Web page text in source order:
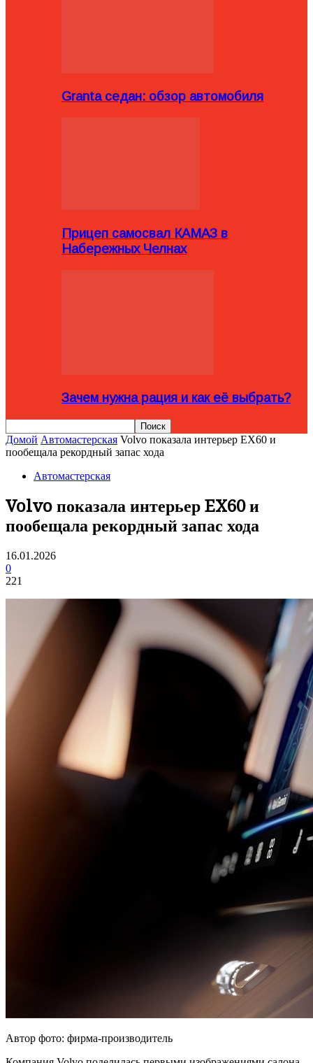
Granta седан: обзор автомобиля
Прицеп самосвал КАМАЗ в
Набережных Челнах
Зачем нужна рация и как её выбрать?
Домой Автомастерская Volvo показала интерьер EX60 и
пообещала рекордный запас хода
Автомастерская
Volvo показала интерьер EX60 и
пообещала рекордный запас хода
16.01.2026
0
221
Автор фото: фирма-производитель